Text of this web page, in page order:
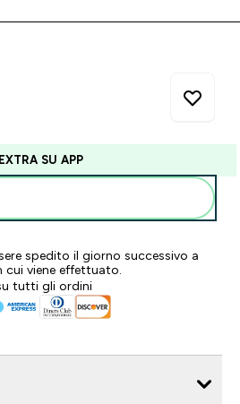
SU APP
spedito il giorno successivo a
cui viene effettuato.
tutti gli ordini